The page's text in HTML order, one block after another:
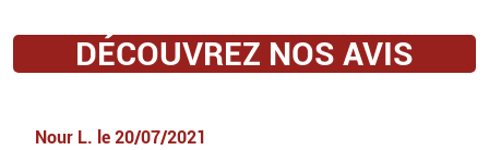
DÉCOUVREZ NOS AVIS
Nour L. le 20/07/2021